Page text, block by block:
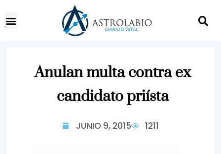
Anulan multa contra ex
candidato priísta
JUNIO 9, 2015 1211